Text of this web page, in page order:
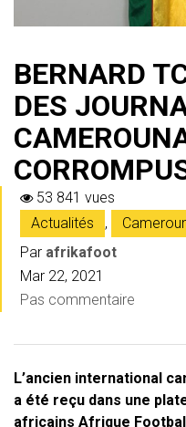
BERNARD
DES
53 841 vues
Actualités
,
Par afrikafoot
Mar 22, 2021
Pas commentaire
L’ancien international
a été reçu dans une
africains Afrique